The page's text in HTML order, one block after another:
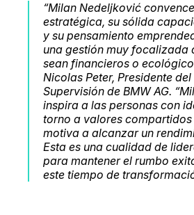
“Milan Nedeljković
estratégica, su sólida
y su pensamiento
una gestión muy focalizada
sean financieros o
Nicolas Peter, Presidente
Supervisión de BMW AG.
inspira a las personas con
torno a valores compartidos
motiva a alcanzar un
Esta es una cualidad de
para mantener el rumbo
este tiempo de